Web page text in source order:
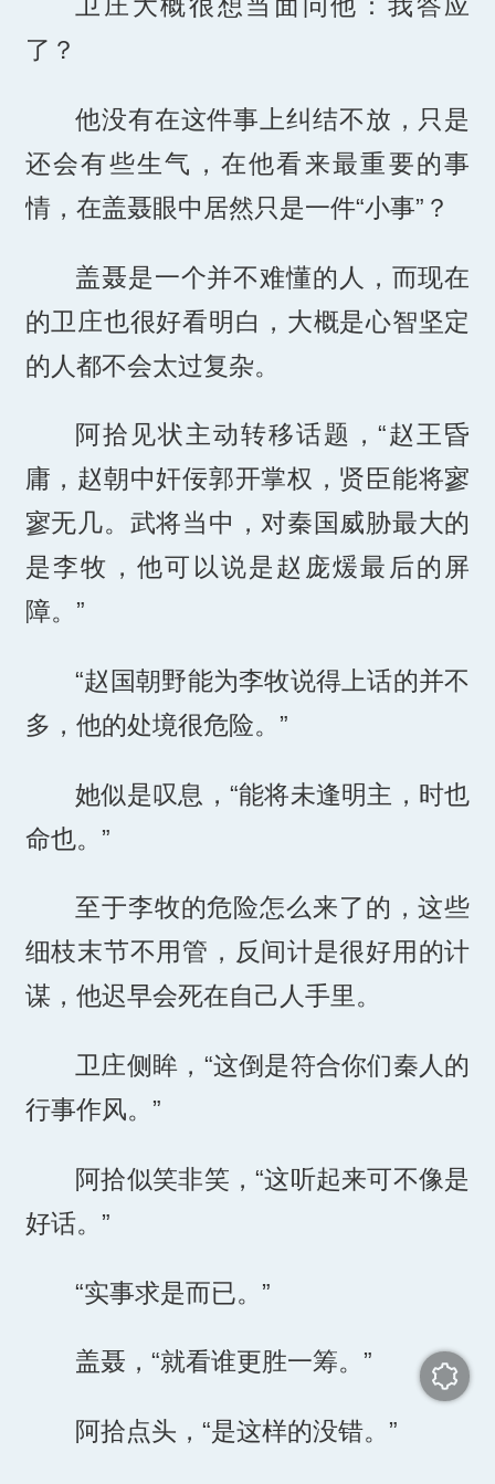
了？
他没有在这件事上纠结不放，只是
还会有些生气，在他看来最重要的事
情，在盖聂眼中居然只是一件“小事”？
盖聂是一个并不难懂的人，而现在
的卫庄也很好看明白，大概是心智坚定
的人都不会太过复杂。
阿拾见状主动转移话题，“赵王昏
庸，赵朝中奸佞郭开掌权，贤臣能将寥
寥无几。武将当中，对秦国威胁最大的
是李牧，他可以说是赵庞煖最后的屏
障。”
“赵国朝野能为李牧说得上话的并不
多，他的处境很危险。”
她似是叹息，“能将未逢明主，时也
命也。”
至于李牧的危险怎么来了的，这些
细枝末节不用管，反间计是很好用的计
谋，他迟早会死在自己人手里。
卫庄侧眸，“这倒是符合你们秦人的
行事作风。”
阿拾似笑非笑，“这听起来可不像是
好话。”
“实事求是而已。”
盖聂，“就看谁更胜一筹。”
阿拾点头，“是这样的没错。”